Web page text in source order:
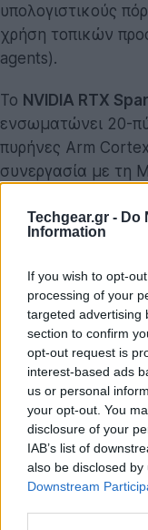
Techgear.gr - Do
Information
If you wish to opt-
processing of your
targeted advertising
section to confirm
opt-out request is
interest-based ads
us or personal
your opt-out. You
disclosure of your
IAB’s list of
also be disclosed
Downstream
υπολογιστικούς
χρήση τοπικών
agents).
Το NVIDIA RTX
ενσωματώνει 20-
πυρήνες Arm
συνεργασία με τη
Διαθέτει έως
1 PetaFLOP
Το chip
υπολογιστικούς
εξασφαλίζοντας
στην επικοινωνία
επεξεργαστής των
γενικές
η Blackwell GPU
rendering και τον
παραγωγικής